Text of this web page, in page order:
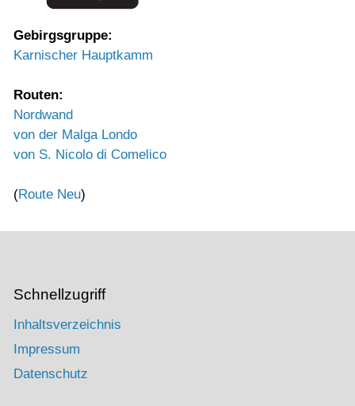
Gebirgsgruppe:
Karnischer Hauptkamm
Routen:
Nordwand
von der Malga Londo
von S. Nicolo di Comelico
(Route Neu)
Schnellzugriff
Inhaltsverzeichnis
Impressum
Datenschutz